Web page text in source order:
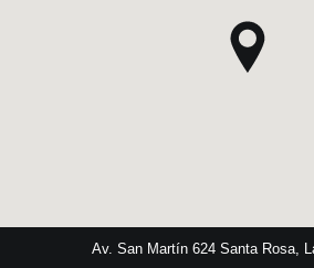
Av. San Martín 624 Santa Rosa,